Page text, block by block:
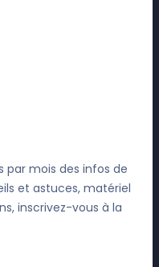
par mois des infos de
et astuces, matériel
inscrivez-vous à la